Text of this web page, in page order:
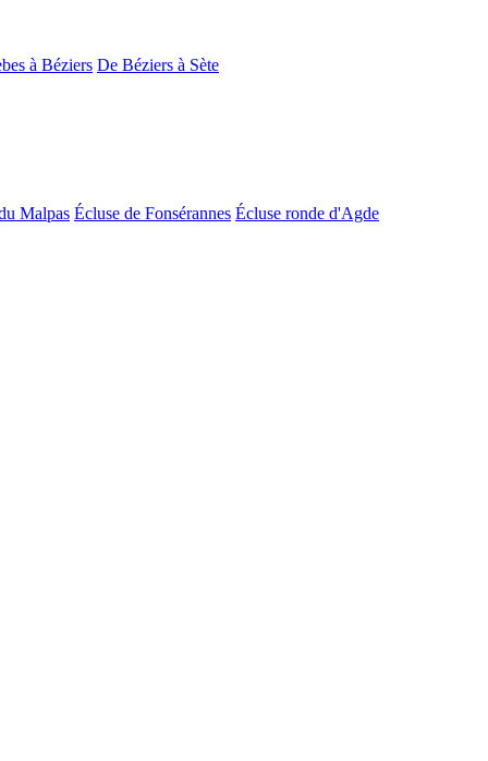
à Béziers De Béziers à Sète
Malpas Écluse de Fonsérannes Écluse ronde d'Agde